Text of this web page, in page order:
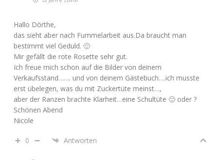
Hallo Dörthe,
das sieht aber nach Fummelarbeit aus.Da braucht man
bestimmt viel Geduld. 🙂
Mir gefällt die rote Rosette sehr gut.
Ich freue mich schon auf die Bilder von deinem
Verkaufsstand……. und von deinem Gästebuch….ich musste
erst übelegen, was du mit Zuckertüte meinst…,
aber der Ranzen brachte Klarheit…eine Schultüte 🙂 oder ?
Schönen Abend
Nicole
0 Antworten